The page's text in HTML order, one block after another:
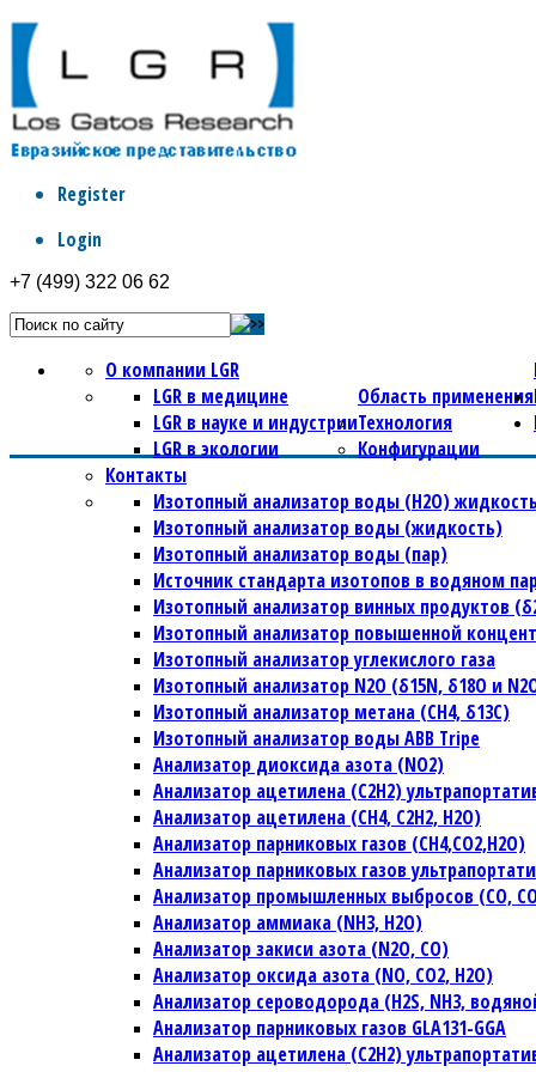
Register
Login
+7 (499) 322 06 62
О компании LGR
Область применения
LGR в медицине
LGR в науке и индустрии
LGR в экологии
Технология
Конфигурации
Контакты
Изотопный анализатор воды (Н2О)
Изотопный анализатор воды (жидкость)
Изотопный анализатор воды (пар)
Источник стандарта изотопов в водяном
Изотопный анализатор винных продуктов
Изотопный анализатор повышенной
Изотопный анализатор углекислого газа
Изотопный анализатор N2O (δ15N, δ18O и
Изотопный анализатор метана (CH4, δ13C)
Изотопный анализатор воды ABB Tripe
Анализатор диоксида азота (NO2)
Анализатор ацетилена (C2H2)
Анализатор ацетилена (CH4, C2H2, H2O)
Анализатор парниковых газов (CH4,CO2,H2O)
Анализатор парниковых газов
Анализатор промышленных выбросов (CO,
Анализатор аммиака (NH3, H2O)
Анализатор закиси азота (N2O, CO)
Анализатор оксида азота (NO, CO2, H2O)
Анализатор сероводорода (H2S, NH3,
Анализатор парниковых газов GLA131-GGA
Анализатор ацетилена (C2H2)